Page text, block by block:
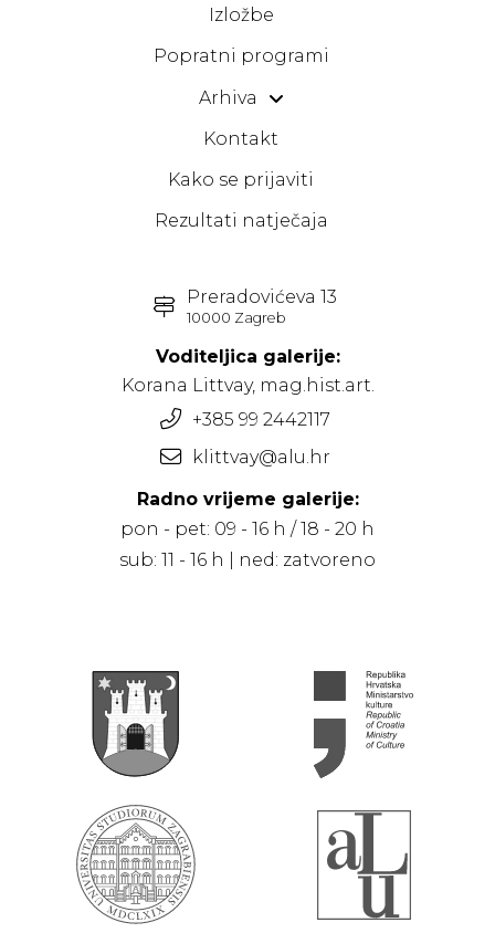
Izložbe
Popratni programi
Arhiva
Kontakt
Kako se prijaviti
Rezultati natječaja
Preradovićeva 13
10000 Zagreb
Voditeljica galerije:
Korana Littvay, mag.hist.art.
+385 99 2442117
klittvay@alu.hr
Radno vrijeme galerije:
pon - pet: 09 - 16 h / 18 - 20 h
sub: 11 - 16 h | ned: zatvoreno